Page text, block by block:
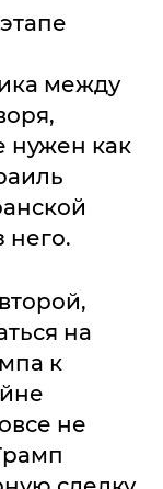
между
нужен как
него.
на
к
не